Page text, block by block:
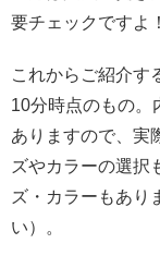
要チェックですよ
これからご紹介す
10分時点のもの。
ありますので、実
ズやカラーの選択
ズ・カラーもあり
い）。